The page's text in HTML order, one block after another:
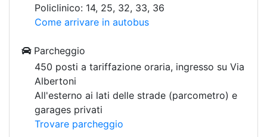
Policlinico: 14, 25, 32, 33, 36
Come arrivare in autobus
Parcheggio
450 posti a tariffazione oraria, ingresso su Via
Albertoni
All'esterno ai lati delle strade (parcometro) e
garages privati
Trovare parcheggio